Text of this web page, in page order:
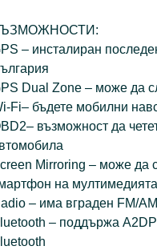
– инсталиран
Dual Zone – може да
Fi– бъдете мобилни
възможност да
Mirroring – може да
на мултимедията
– има вграден FM/
– поддържа